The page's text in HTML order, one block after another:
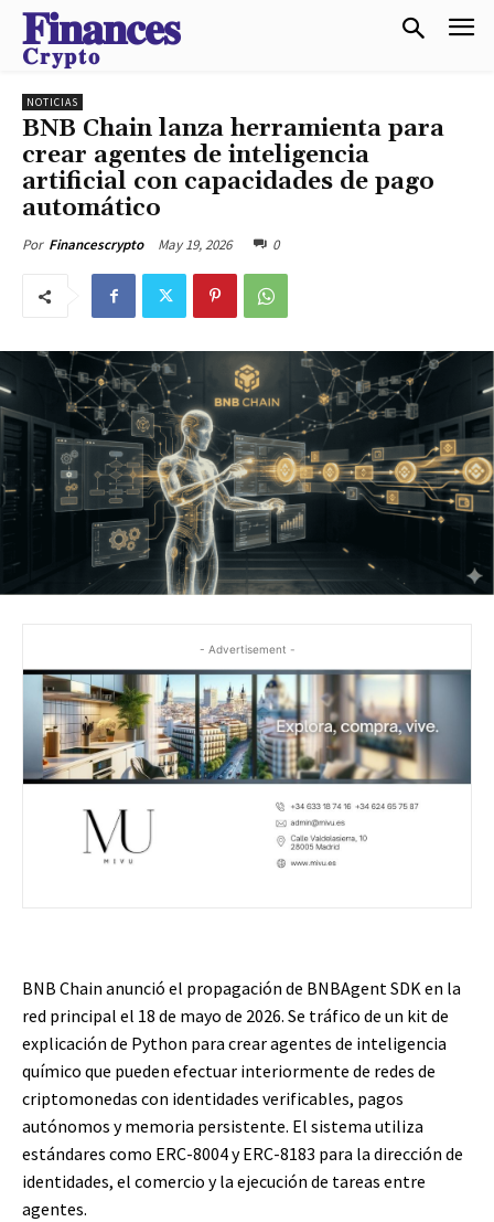
𝐅𝐢𝐧𝐚𝐧𝐜𝐞𝐬
𝐂𝐫𝐲𝐩𝐭𝐨
NOTICIAS
BNB Chain lanza herramienta para
crear agentes de inteligencia
artificial con capacidades de pago
automático
Por Financescrypto May 19, 2026 0
- Advertisement -
BNB Chain anunció el propagación de BNBAgent SDK en la
red principal el 18 de mayo de 2026. Se tráfico de un kit de
explicación de Python para crear agentes de inteligencia
químico que pueden efectuar interiormente de redes de
criptomonedas con identidades verificables, pagos
autónomos y memoria persistente. El sistema utiliza
estándares como ERC-8004 y ERC-8183 para la dirección de
identidades, el comercio y la ejecución de tareas entre
agentes.